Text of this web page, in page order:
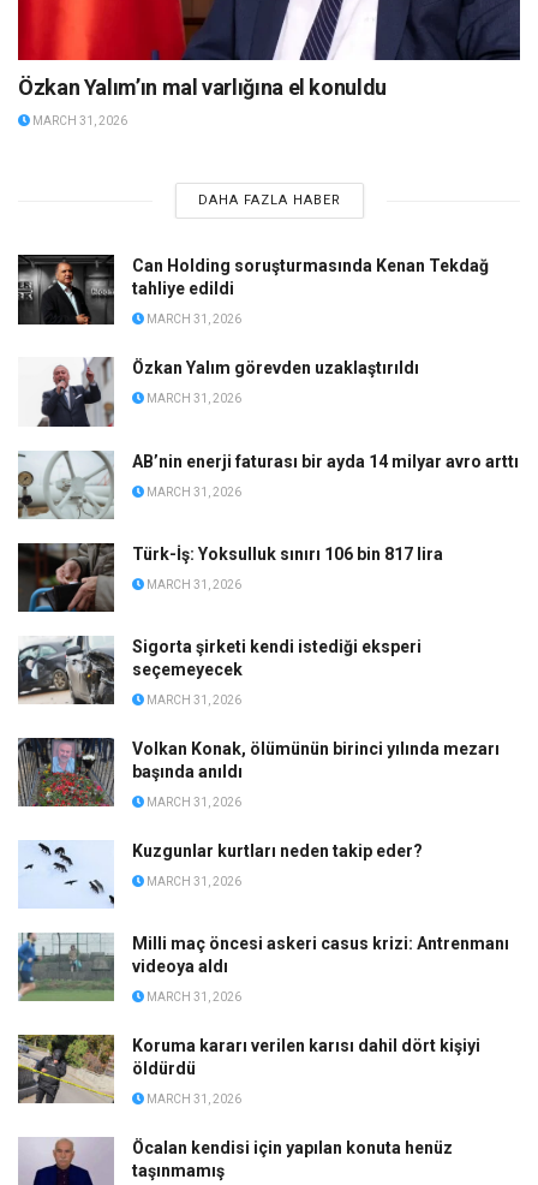
Özkan Yalım’ın mal varlığına el konuldu
MARCH 31, 2026
DAHA FAZLA HABER
Can Holding soruşturmasında Kenan Tekdağ
tahliye edildi
MARCH 31, 2026
Özkan Yalım görevden uzaklaştırıldı
MARCH 31, 2026
AB’nin enerji faturası bir ayda 14 milyar avro arttı
MARCH 31, 2026
Türk-İş: Yoksulluk sınırı 106 bin 817 lira
MARCH 31, 2026
Sigorta şirketi kendi istediği eksperi
seçemeyecek
MARCH 31, 2026
Volkan Konak, ölümünün birinci yılında mezarı
başında anıldı
MARCH 31, 2026
Kuzgunlar kurtları neden takip eder?
MARCH 31, 2026
Milli maç öncesi askeri casus krizi: Antrenmanı
videoya aldı
MARCH 31, 2026
Koruma kararı verilen karısı dahil dört kişiyi
öldürdü
MARCH 31, 2026
Öcalan kendisi için yapılan konuta henüz
taşınmamış